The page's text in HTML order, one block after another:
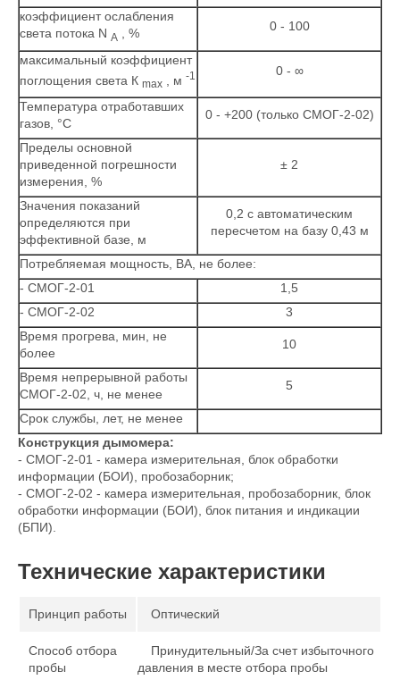
коэффициент ослабления
света потока N А , % 0 - 100
максимальный коэффициент
поглощения света К max , м -1 0 - ∞
Температура отработавших
газов, °С
0 - +200 (только СМОГ-2-02)
Пределы основной
приведенной погрешности
измерения, %
± 2
Значения показаний
определяются при
эффективной базе, м
0,2 с автоматическим
пересчетом на базу 0,43 м
Потребляемая мощность, ВА, не более:
- СМОГ-2-01
1,5
- СМОГ-2-02
3
Время прогрева, мин, не
более
10
Время непрерывной работы
СМОГ-2-02, ч, не менее
5
Срок службы, лет, не менее
Конструкция дымомера:
- СМОГ-2-01 - камера измерительная, блок обработки
информации (БОИ), пробозаборник;
- СМОГ-2-02 - камера измерительная, пробозаборник, блок
обработки информации (БОИ), блок питания и индикации
(БПИ).
Технические характеристики
Принцип работы Оптический
Способ отбора
пробы
Принудительный/За счет избыточного
давления в месте отбора пробы